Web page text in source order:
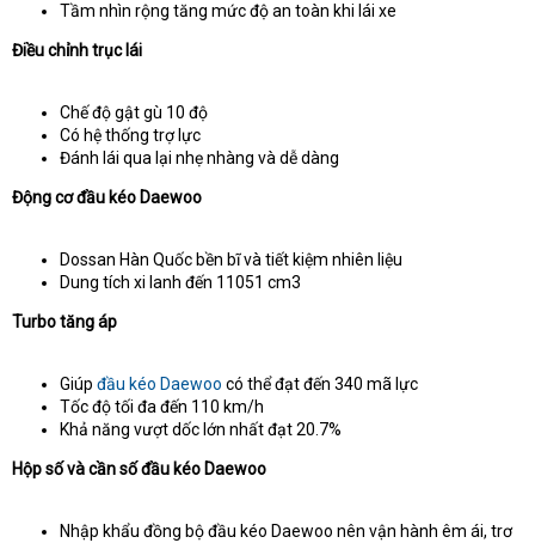
Tầm nhìn rộng tăng mức độ an toàn khi lái xe
Điều chỉnh trục lái
Chế độ gật gù 10 độ
Có hệ thống trợ lực
Đánh lái qua lại nhẹ nhàng và dễ dàng
Động cơ đầu kéo Daewoo
Dossan Hàn Quốc bền bĩ và tiết kiệm nhiên liệu
Dung tích xi lanh đến 11051 cm3
Turbo tăng áp
Giúp đầu kéo Daewoo có thể đạt đến 340 mã lực
Tốc độ tối đa đến 110 km/h
Khả năng vượt dốc lớn nhất đạt 20.7%
Hộp số và cần số đầu kéo Daewoo
Nhập khẩu đồng bộ đầu kéo Daewoo nên vận hành êm ái, trơ